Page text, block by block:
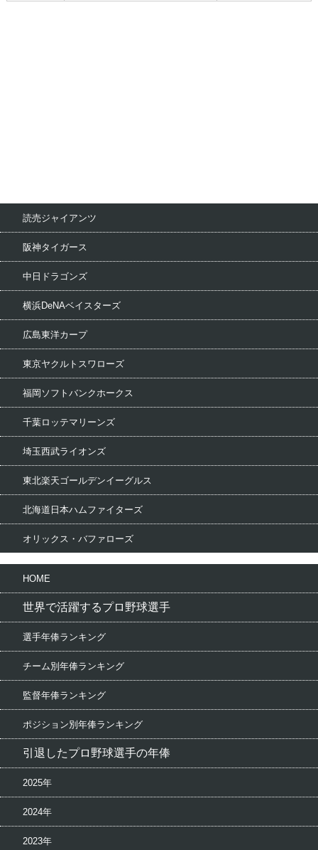
読売ジャイアンツ
阪神タイガース
中日ドラゴンズ
横浜DeNAベイスターズ
広島東洋カープ
東京ヤクルトスワローズ
福岡ソフトバンクホークス
千葉ロッテマリーンズ
埼玉西武ライオンズ
東北楽天ゴールデンイーグルス
北海道日本ハムファイターズ
オリックス・バファローズ
HOME
世界で活躍するプロ野球選手
選手年俸ランキング
チーム別年俸ランキング
監督年俸ランキング
ポジション別年俸ランキング
引退したプロ野球選手の年俸
2025年
2024年
2023年